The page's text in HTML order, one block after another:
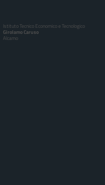
Istituto Tecnico Economico e Tecnologico
Girolamo Caruso
Alcamo